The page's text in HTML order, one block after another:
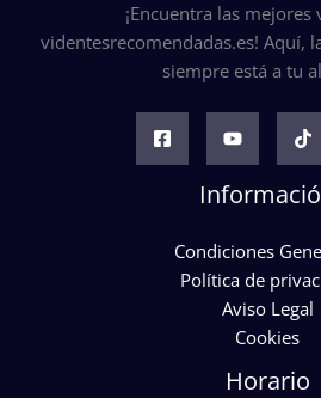
¡Encuentra las mejores
videntesrecomendadas.es! Aquí,
siempre está a tu
Condiciones
Política de
Aviso Legal
Cookies
Horario